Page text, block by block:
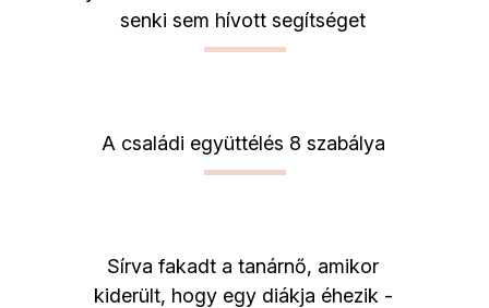
senki sem hívott segítséget
A családi együttélés 8 szabálya
Sírva fakadt a tanárnő, amikor
kiderült, hogy egy diákja éhezik -